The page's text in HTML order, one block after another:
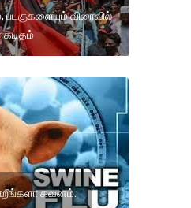
விரைவில்
கடிதம்
கவனம்.